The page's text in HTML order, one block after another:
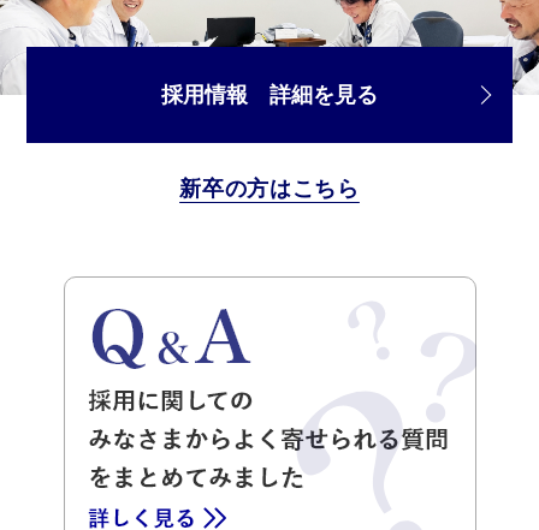
採用情報 詳細を見る
新卒の方はこちら